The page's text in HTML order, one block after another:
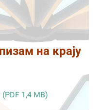
на крају
1,4 MB)